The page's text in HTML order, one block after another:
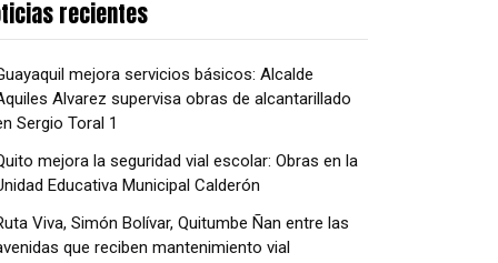
recientes
mejora servicios básicos: Alcalde
Alvarez supervisa obras de alcantarillado
Sergio Toral 1
mejora la seguridad vial escolar: Obras en la
Educativa Municipal Calderón
Viva, Simón Bolívar, Quitumbe Ñan entre las
que reciben mantenimiento vial